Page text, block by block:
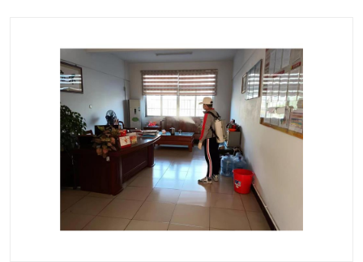
除四害 食堂消杀
校园消杀 园区消杀
害虫防治